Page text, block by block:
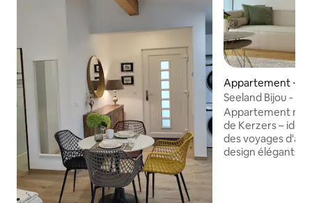
Appartement ⋅
Seeland Bijou - 2
gratuit
Appartement
de Kerzers –
des voyages
design élégants